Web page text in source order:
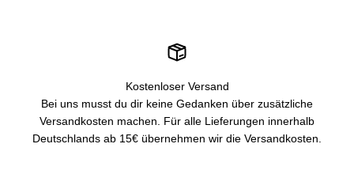
Kostenloser Versand
Bei uns musst du dir keine Gedanken über zusätzliche
Versandkosten machen. Für alle Lieferungen innerhalb
Deutschlands ab 15€ übernehmen wir die Versandkosten.